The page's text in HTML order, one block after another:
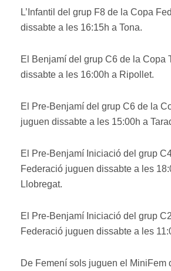
L’Infantil del grup F8 de la Copa
dissabte a les 16:15h a Tona.
El Benjamí del grup C6 de la Copa
dissabte a les 16:00h a Ripollet.
El Pre-Benjamí del grup C6 de la
juguen dissabte a les 15:00h a
El Pre-Benjamí Iniciació del grup
Federació juguen dissabte a les
Llobregat.
El Pre-Benjamí Iniciació del grup
Federació juguen dissabte a les
De Femení sols juguen el MiniFem